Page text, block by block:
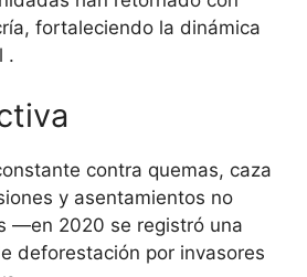
fortaleciendo la dinámica
.
contra quemas, caza
y asentamientos no
—en 2020 se registró una
deforestación por invasores